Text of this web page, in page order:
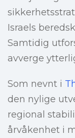
Israels
Samtidig
avverge
Som nevnt i
den nylige
regional
årvåkenhet i